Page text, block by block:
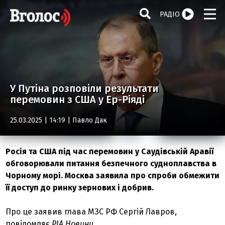
РАДІО
У Путіна розповіли результати
перемовин з США у Ер-Ріяді
25.03.2025 | 14:19 | Павло Дак
Росія та США під час перемовин у Саудівській Аравії
обговорювали питання безпечного судноплавства в
Чорному морі. Москва заявила про спроби обмежити
її доступ до ринку зернових і добрив.
Про це заявив глава МЗС РФ Сергій Лавров,